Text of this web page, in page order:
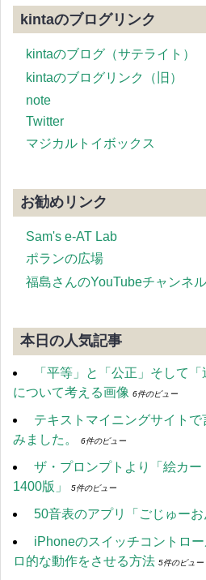
kintaのブログリンク
kintaのブログ（サテライト）
kintaのブログリンク（旧）
note
Twitter
マジカルトイボックス
お勧めリンク
Sam's e-AT Lab
ポランの広場
福島さんのYouTubeチャンネル
本日の人気記事
「平等」と「公正」そして
について考える画像 6件のビュー
テキストマイニングサイト
みました。
6件のビュー
ザ・プロンプトより「絵カ
1400版」
5件のビュー
50音表のアプリ「ごじゅーお
iPhoneのスイッチコントロ
ロ的な動作をさせる方法 5件のビュー